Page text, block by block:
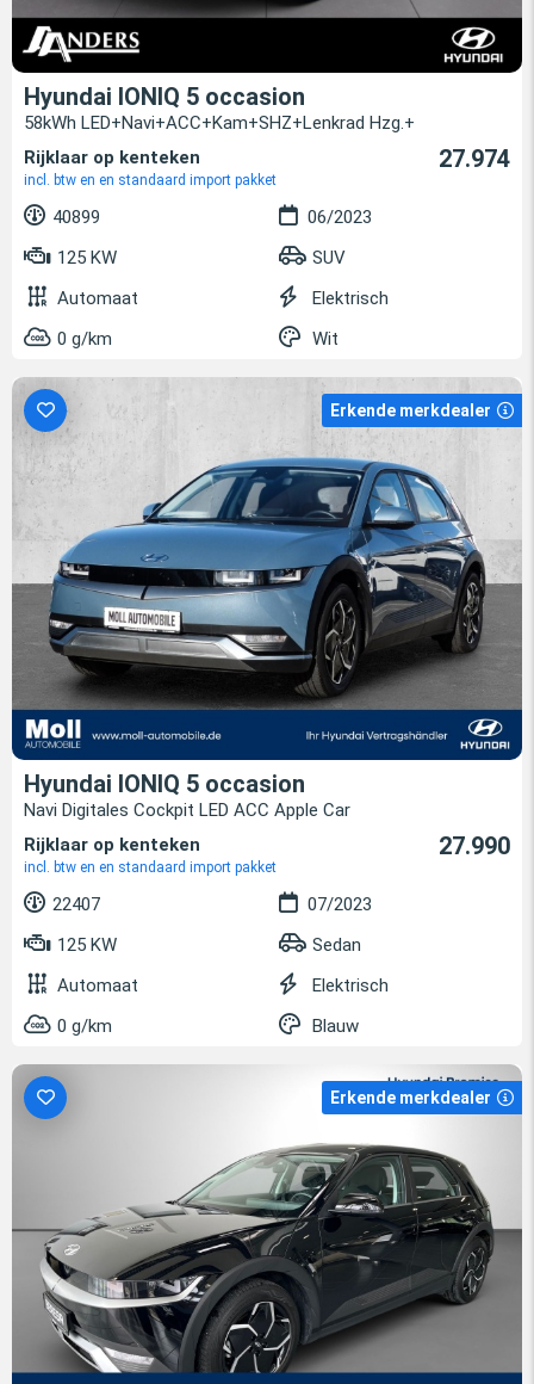
Hyundai IONIQ 5 occasion
58kWh LED+Navi+ACC+Kam+SHZ+Lenkrad Hzg.+
Rijklaar op kenteken
incl. btw en en standaard import pakket
27.974
40899
06/2023
125 KW
SUV
Automaat
Elektrisch
0 g/km
Wit
Erkende merkdealer
Hyundai IONIQ 5 occasion
Navi Digitales Cockpit LED ACC Apple Car
Rijklaar op kenteken
incl. btw en en standaard import pakket
27.990
22407
07/2023
125 KW
Sedan
Automaat
Elektrisch
0 g/km
Blauw
Erkende merkdealer